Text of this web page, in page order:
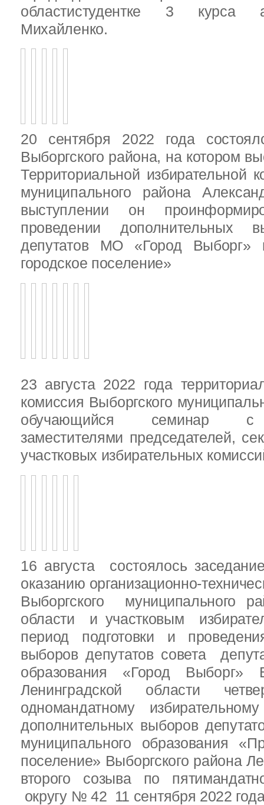
областистудентке 3 курса
Михайленко.
20 сентября 2022 года
Выборгского района, на котором
Территориальной избирательной
муниципального района
выступлении он
проведении дополнительных
депутатов МО «Город
городское поселение»
23 августа 2022 года
комиссия Выборгского
обучающийся семинар с
заместителями председателей,
участковых избирательных
16 августа состоялось
оказанию организационно-
Выборгского муниципального
области и участковым
период подготовки и
выборов депутатов совета
образования «Город Выборг»
Ленинградской области
одномандатному
дополнительных выборов
муниципального образования
поселение» Выборгского района
второго созыва по
округу № 42 11 сентября 2022